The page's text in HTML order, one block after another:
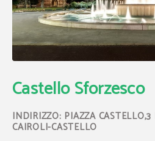
Castello Sforzesco
INDIRIZZO: PIAZZA CASTELLO,3
CAIROLI-CASTELLO